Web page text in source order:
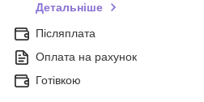
Детальніше
Післяплата
Оплата на рахунок
Готівкою